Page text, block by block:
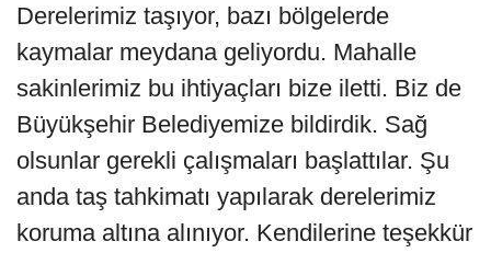
Derelerimiz taşıyor, bazı bölgelerde
kaymalar meydana geliyordu. Mahalle
sakinlerimiz bu ihtiyaçları bize iletti. Biz de
Büyükşehir Belediyemize bildirdik. Sağ
olsunlar gerekli çalışmaları başlattılar. Şu
anda taş tahkimatı yapılarak derelerimiz
koruma altına alınıyor. Kendilerine teşekkür